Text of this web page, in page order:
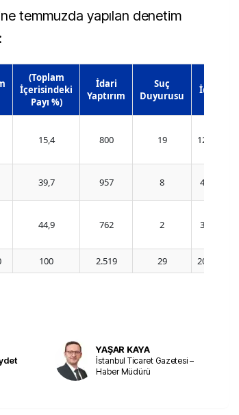
temmuzda yapılan denetim
(Toplam
İçerisindeki
Payı %)
İdari
Yaptırım
Suç
Duyurusu
İdari Para
15,4 800 19 125.880.187
39,7 957 8 46.146.074
44,9 762 2 35.347.098
100 2.519 29 207.373.359
YAŞAR KAYA
İstanbul Ticaret Gazetesi –
Haber Müdürü